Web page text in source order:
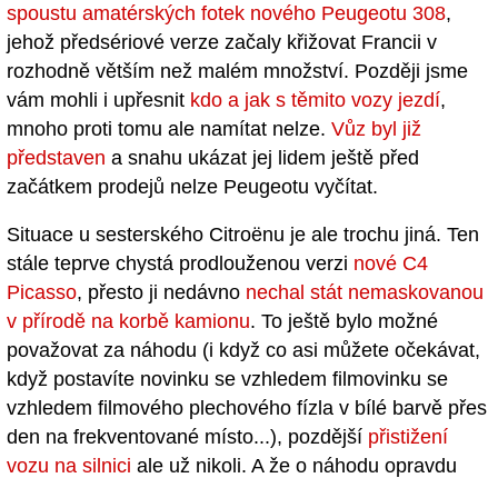
spoustu amatérských fotek nového Peugeotu 308,
jehož předsériové verze začaly křižovat Francii v
rozhodně větším než malém množství. Později jsme
vám mohli i upřesnit kdo a jak s těmito vozy jezdí,
mnoho proti tomu ale namítat nelze. Vůz byl již
představen a snahu ukázat jej lidem ještě před
začátkem prodejů nelze Peugeotu vyčítat.
Situace u sesterského Citroënu je ale trochu jiná. Ten
stále teprve chystá prodlouženou verzi nové C4
Picasso, přesto ji nedávno nechal stát nemaskovanou
v přírodě na korbě kamionu. To ještě bylo možné
považovat za náhodu (i když co asi můžete očekávat,
když postavíte novinku se vzhledem filmovinku se
vzhledem filmového plechového fízla v bílé barvě přes
den na frekventované místo...), pozdější přistižení
vozu na silnici ale už nikoli. A že o náhodu opravdu